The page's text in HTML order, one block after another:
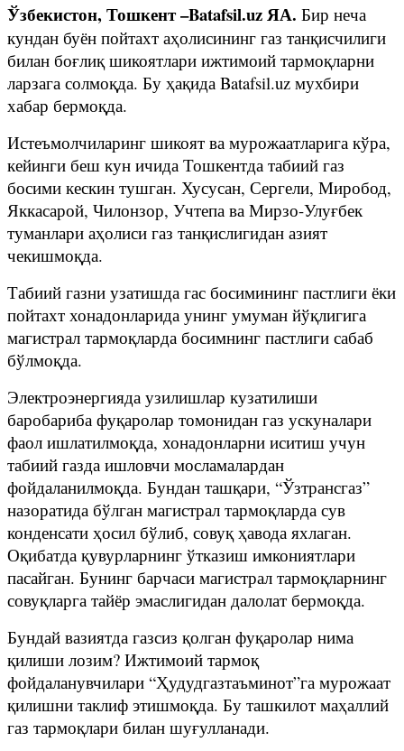
Ўзбекистон, Тошкент –Batafsil.uz ЯА. Бир неча
кундан буён пойтахт аҳолисининг газ танқисчилиги
билан боғлиқ шикоятлари ижтимоий тармоқларни
ларзага солмоқда. Бу ҳақида Batafsil.uz мухбири
хабар бермоқда.
Истеъмолчиларинг шикоят ва мурожаатларига кўра,
кейинги беш кун ичида Тошкентда табиий газ
босими кескин тушган. Хусусан, Сергели, Миробод,
Яккасарой, Чилонзор, Учтепа ва Мирзо-Улуғбек
туманлари аҳолиси газ танқислигидан азият
чекишмоқда.
Табиий газни узатишда гас босимининг пастлиги ёки
пойтахт хонадонларида унинг умуман йўқлигига
магистрал тармоқларда босимнинг пастлиги сабаб
бўлмоқда.
Электроэнергияда узилишлар кузатилиши
баробариба фуқаролар томонидан газ ускуналари
фаол ишлатилмоқда, хонадонларни иситиш учун
табиий газда ишловчи мосламалардан
фойдаланилмоқда. Бундан ташқари, “Ўзтрансгаз”
назоратида бўлган магистрал тармоқларда сув
конденсати ҳосил бўлиб, совуқ ҳавода яхлаган.
Оқибатда қувурларнинг ўтказиш имкониятлари
пасайган. Бунинг барчаси магистрал тармоқларнинг
совуқларга тайёр эмаслигидан далолат бермоқда.
Бундай вазиятда газсиз қолган фуқаролар нима
қилиши лозим? Ижтимоий тармоқ
фойдаланувчилари “Ҳудудгазтаъминот”га мурожаат
қилишни таклиф этишмоқда. Бу ташкилот маҳаллий
газ тармоқлари билан шуғулланади.